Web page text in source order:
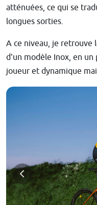
atténuées, ce qui se
longues sorties.
A ce niveau, je retrouve
d'un modèle Inox, en un
joueur et dynamique